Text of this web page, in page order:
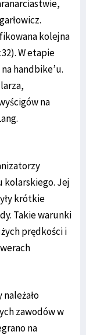
kolejna
W etapie
handbike’u.
na
kolarskiego. Jej
krótkie
Takie warunki
prędkości i
należało
zawodów w
na